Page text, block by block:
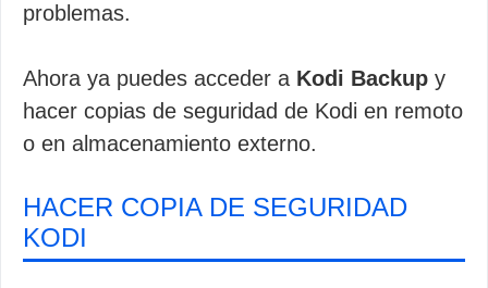
problemas.
Ahora ya puedes acceder a Kodi Backup y
hacer copias de seguridad de Kodi en remoto
o en almacenamiento externo.
HACER COPIA DE SEGURIDAD
KODI